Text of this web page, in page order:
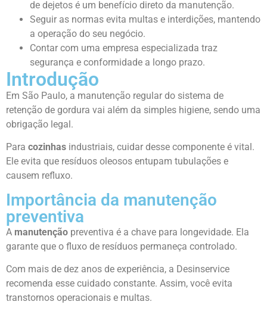
de dejetos é um benefício direto da manutenção.
Seguir as normas evita multas e interdições, mantendo
a operação do seu negócio.
Contar com uma empresa especializada traz
segurança e conformidade a longo prazo.
Introdução
Em São Paulo, a manutenção regular do sistema de
retenção de gordura vai além da simples higiene, sendo uma
obrigação legal.
Para cozinhas industriais, cuidar desse componente é vital.
Ele evita que resíduos oleosos entupam tubulações e
causem refluxo.
Importância da manutenção
preventiva
A manutenção preventiva é a chave para longevidade. Ela
garante que o fluxo de resíduos permaneça controlado.
Com mais de dez anos de experiência, a Desinservice
recomenda esse cuidado constante. Assim, você evita
transtornos operacionais e multas.